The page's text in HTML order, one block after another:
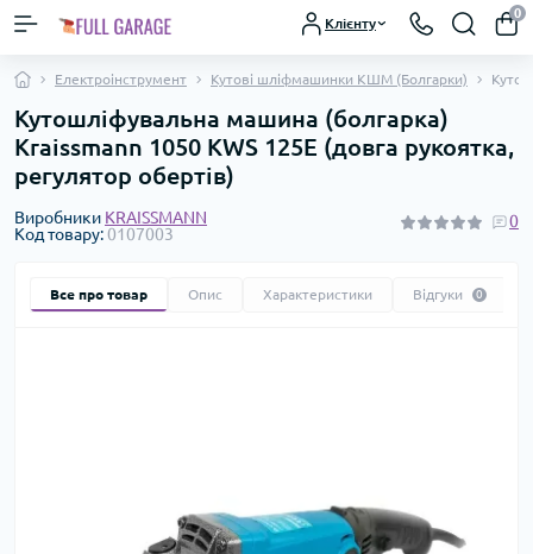
Клієнту
0
Електроінструмент Кутові шліфмашинки КШМ (Болгарки)
Кутошліфувальна машина (болгарка)
Kraissmann 1050 KWS 125E (довга рукоятка,
регулятор обертів)
Виробники KRAISSMANN
Код товару:0107003
0
Все про товар Опис Характеристики Відгуки 0